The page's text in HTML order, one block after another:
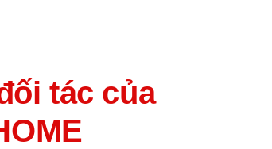
tác của